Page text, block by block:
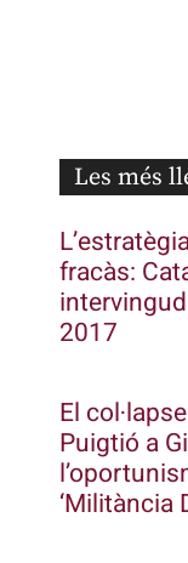
Les més
fracàs:
2017
El
Puigtió a
‘Militància